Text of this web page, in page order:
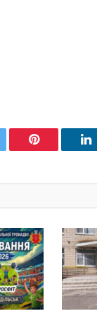
Pinterest